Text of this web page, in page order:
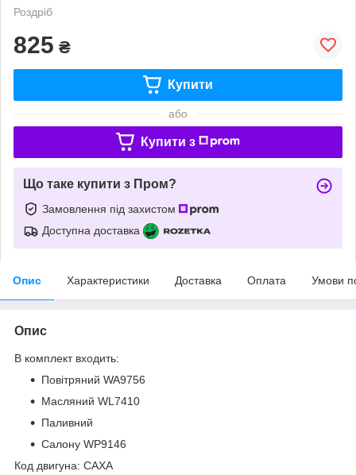
Роздріб
825 ₴
Купити
або
Купити з
Що таке купити з Пром?
Замовлення під захистом
Доступна доставка
Опис Характеристики Доставка Оплата Умови
Опис
В комплект входить:
Повітряний WA9756
Масляний WL7410
Паливний
Салону WP9146
Код двигуна: CAXA